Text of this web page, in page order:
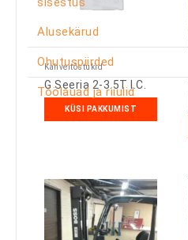
Alusekärud
Ohutuspiirded
Töölauad ja riiulid
Kahveltõstukid
G Seeria 2-3.5T I.C.
KÜSI PAKKUMIST